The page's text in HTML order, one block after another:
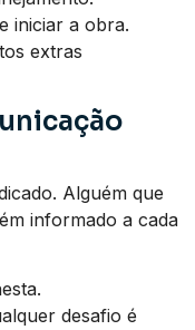
iniciar a obra.
extras
Alguém que
informado a cada
desafio é